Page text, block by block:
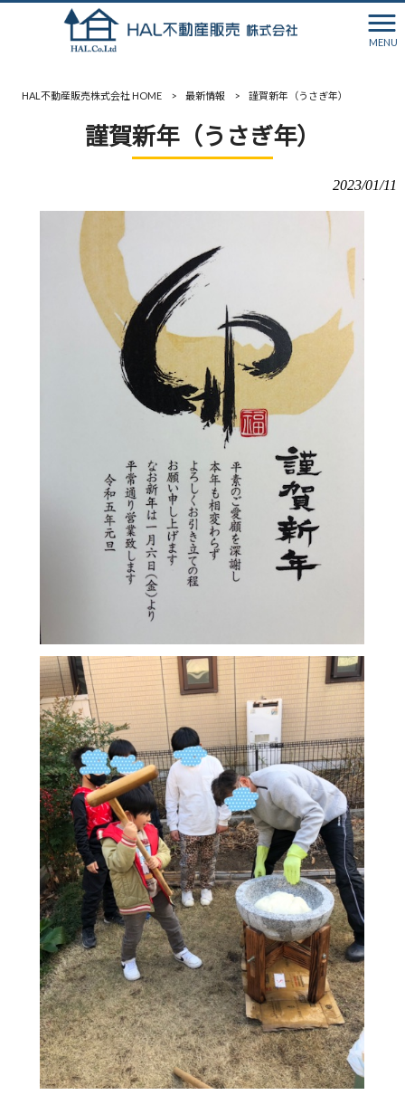
MENU
HAL不動産販売株式会社 HOME > 最新情報 > 謹賀新年（うさぎ年）
謹賀新年（うさぎ年）
2023/01/11